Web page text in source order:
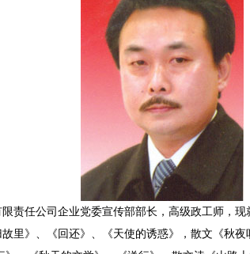
任公司企业党委宣传部部长，高级政工师，现
》、《回还》、《天使的诱惑》，散文《秋夜